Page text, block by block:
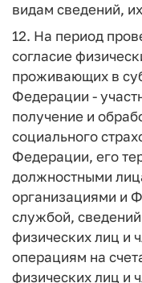
видам сведений,
12. На период
согласие
проживающих в
Федерации -
получение и
социального
Федерации, его
должностными
организациями и
службой, сведений
физических лиц и
операциям на
физических лиц и